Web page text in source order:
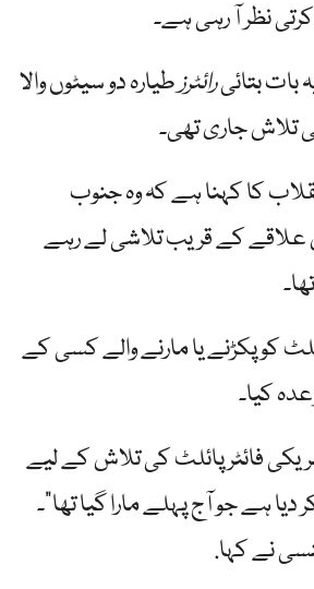
نظر آ رہی ہے۔
بات بتائیرائٹرزطیارہ دو سیٹوں والا
کا کہنا ہے کہ وہ جنوب
علاقے کے قریب تلاشی لے رہے
کو پکڑنے یا مارنے والے کسی کے
کیا۔
فائٹر پائلٹ کی تلاش کے لیے
ہے جو آج پہلے مارا گیا تھا”۔
نے کہا.